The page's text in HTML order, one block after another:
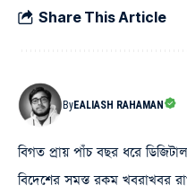
Share This Article
ByEALIASH RAHAMAN
বিগত প্রায় পাঁচ বছর ধরে
বিদেশের সমস্ত রকম খবরাখবর